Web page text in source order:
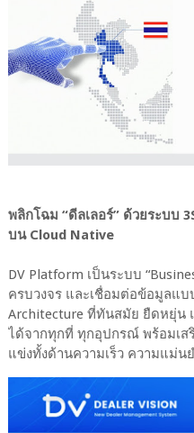
พลิกโฉม “ดีลเลอร์” ด้วยระบบ
บน Cloud Native
DV Platform เป็นระบบ
ครบวงจร และเชื่อมต่อข้อมูลแบ
Architecture ที่ทันสมัย ยืดหยุ่น
ได้จากทุกที่ ทุกอุปกรณ์ พร้อมเส
แข่งทั้งด้านความเร็ว ความแม่